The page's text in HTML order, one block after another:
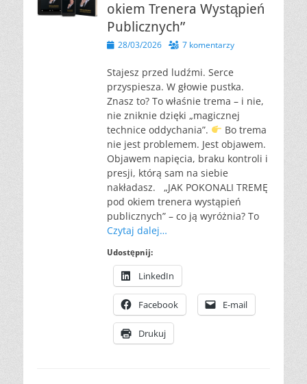
okiem Trenera Wystąpień
Publicznych”
Opublikowano
28/03/2026 7 komentarzy
Stajesz przed ludźmi. Serce
przyspiesza. W głowie pustka.
Znasz to? To właśnie trema – i nie,
nie zniknie dzięki „magicznej
technice oddychania”.
Bo trema
nie jest problemem. Jest objawem.
Objawem napięcia, braku kontroli i
presji, którą sam na siebie
nakładasz. „JAK POKONALI TREMĘ
pod okiem trenera wystąpień
publicznych” – co ją wyróżnia? To
Czytaj dalej…
Udostępnij:
LinkedIn
Facebook E-mail
Drukuj